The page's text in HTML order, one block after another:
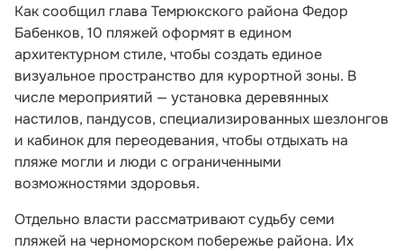
Как сообщил глава Темрюкского района Федор
Бабенков, 10 пляжей оформят в едином
архитектурном стиле, чтобы создать единое
визуальное пространство для курортной зоны. В
числе мероприятий — установка деревянных
настилов, пандусов, специализированных шезлонгов
и кабинок для переодевания, чтобы отдыхать на
пляже могли и люди с ограниченными
возможностями здоровья.
Отдельно власти рассматривают судьбу семи
пляжей на черноморском побережье района. Их